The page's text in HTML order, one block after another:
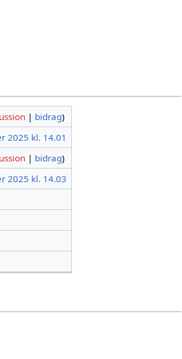
| bidrag)
2025 kl. 14.01
| bidrag)
2025 kl. 14.03